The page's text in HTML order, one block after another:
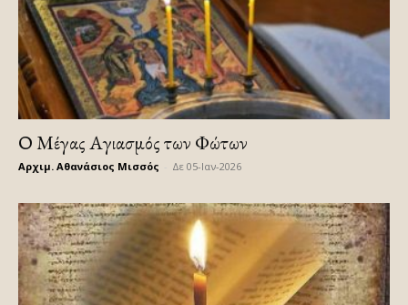
Ο Μέγας Αγιασμός των Φώτων
Αρχιμ. Αθανάσιος Μισσός Δε 05-Ιαν-2026